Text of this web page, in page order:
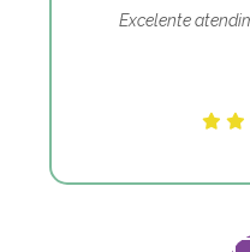
Excelente